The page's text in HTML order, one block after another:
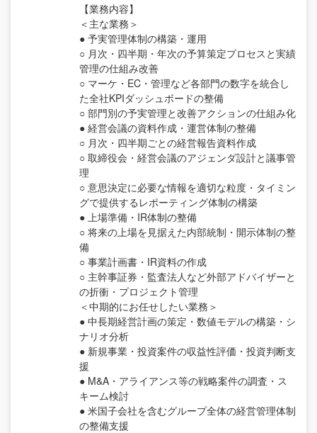
【業務内容】
＜主な業務＞
● 予実管理体制の構築・運用
○ 月次・四半期・年次の予算策定プロセスと実績
管理の仕組み改善
○ マーケ・EC・管理など各部門の数字を統合し
た全社KPIダッシュボードの整備
○ 部門別の予実管理と改善アクションの仕組み化
● 経営会議の資料作成・運営体制の整備
○ 月次・四半期ごとの経営報告資料作成
○ 取締役会・経営会議のアジェンダ設計と議事管
理
○ 意思決定に必要な情報を適切な粒度・タイミン
グで提供するレポーティング体制の構築
● 上場準備・IR体制の整備
○ 将来の上場を見据えた内部統制・開示体制の整
備
○ 事業計画書・IR資料の作成
○ 主幹事証券・監査法人など外部アドバイザーと
の折衝・プロジェクト管理
＜中期的にお任せしたい業務＞
● 中長期経営計画の策定・数値モデルの構築・シ
ナリオ分析
● 新規事業・投資案件の収益性評価・投資判断支
援
● M&A・アライアンス等の戦略案件の調査・ス
キーム検討
● 米国子会社を含むグループ全体の経営管理体制
の整備支援